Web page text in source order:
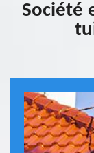
Société